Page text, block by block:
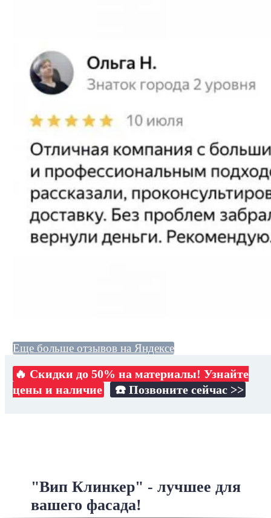
Еще больше отзывов на Яндексе
🔥 Скидки до 50% на материалы! Узнайте
цены и наличие
☎️ Позвоните сейчас >>
"Вип Клинкер" - лучшее для
вашего фасада!